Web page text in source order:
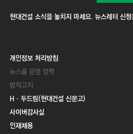
현대건설 소식을 놓치지 마세요. 뉴스레터 신
개인정보 처리방침
뉴스룸 운영 정책
법적고지
Hㆍ두드림(현대건설 신문고)
사이버감사실
인재채용